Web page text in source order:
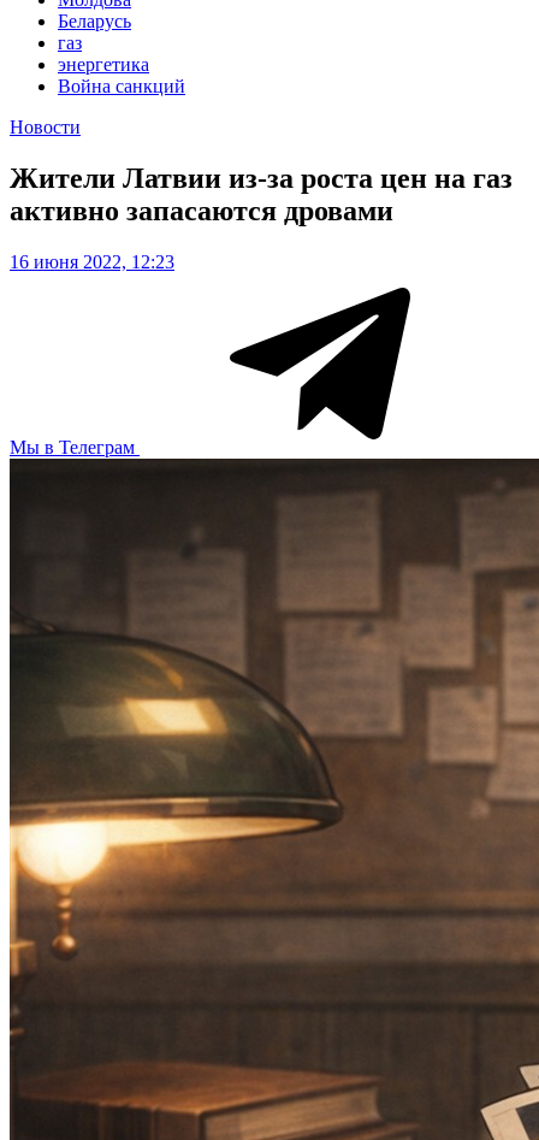
Беларусь
газ
энергетика
Война санкций
Новости
Жители Латвии из-за роста цен на газ
активно запасаются дровами
16 июня 2022, 12:23
Мы в Телеграм